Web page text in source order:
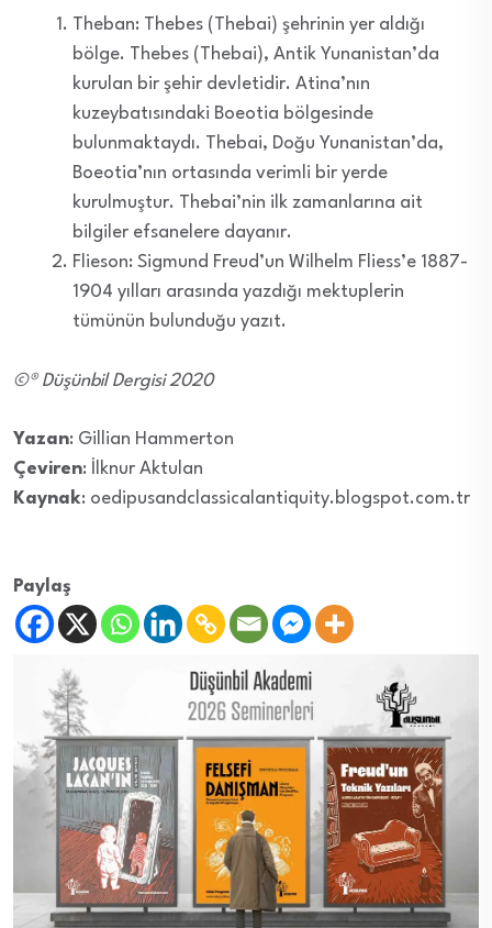
Theban: Thebes (Thebai) şehrinin yer aldığı
bölge. Thebes (Thebai), Antik Yunanistan’da
kurulan bir şehir devletidir. Atina’nın
kuzeybatısındaki Boeotia bölgesinde
bulunmaktaydı. Thebai, Doğu Yunanistan’da,
Boeotia’nın ortasında verimli bir yerde
kurulmuştur. Thebai’nin ilk zamanlarına ait
bilgiler efsanelere dayanır.
Flieson: Sigmund Freud’un Wilhelm Fliess’e 1887-
1904 yılları arasında yazdığı mektuplerin
tümünün bulunduğu yazıt.
©® Düşünbil Dergisi 2020
Yazan: Gillian Hammerton
Çeviren: İlknur Aktulan
Kaynak: oedipusandclassicalantiquity.blogspot.com.tr
Paylaş